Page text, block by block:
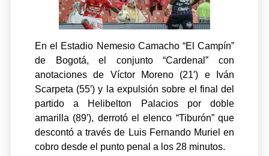
En el Estadio Nemesio Camacho “El Campín”
de Bogotá, el conjunto “Cardenal” con
anotaciones de Víctor Moreno (21′) e Iván
Scarpeta (55′) y la expulsión sobre el final del
partido a Helibelton Palacios por doble
amarilla (89′), derrotó el elenco “Tiburón” que
descontó a través de Luis Fernando Muriel en
cobro desde el punto penal a los 28 minutos.